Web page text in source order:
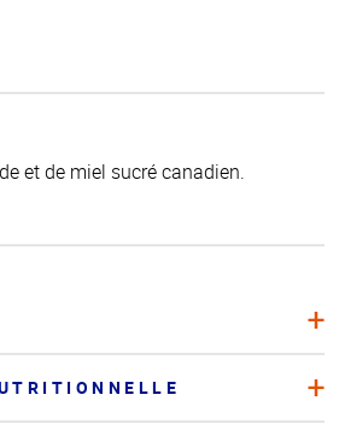
et de miel sucré canadien.